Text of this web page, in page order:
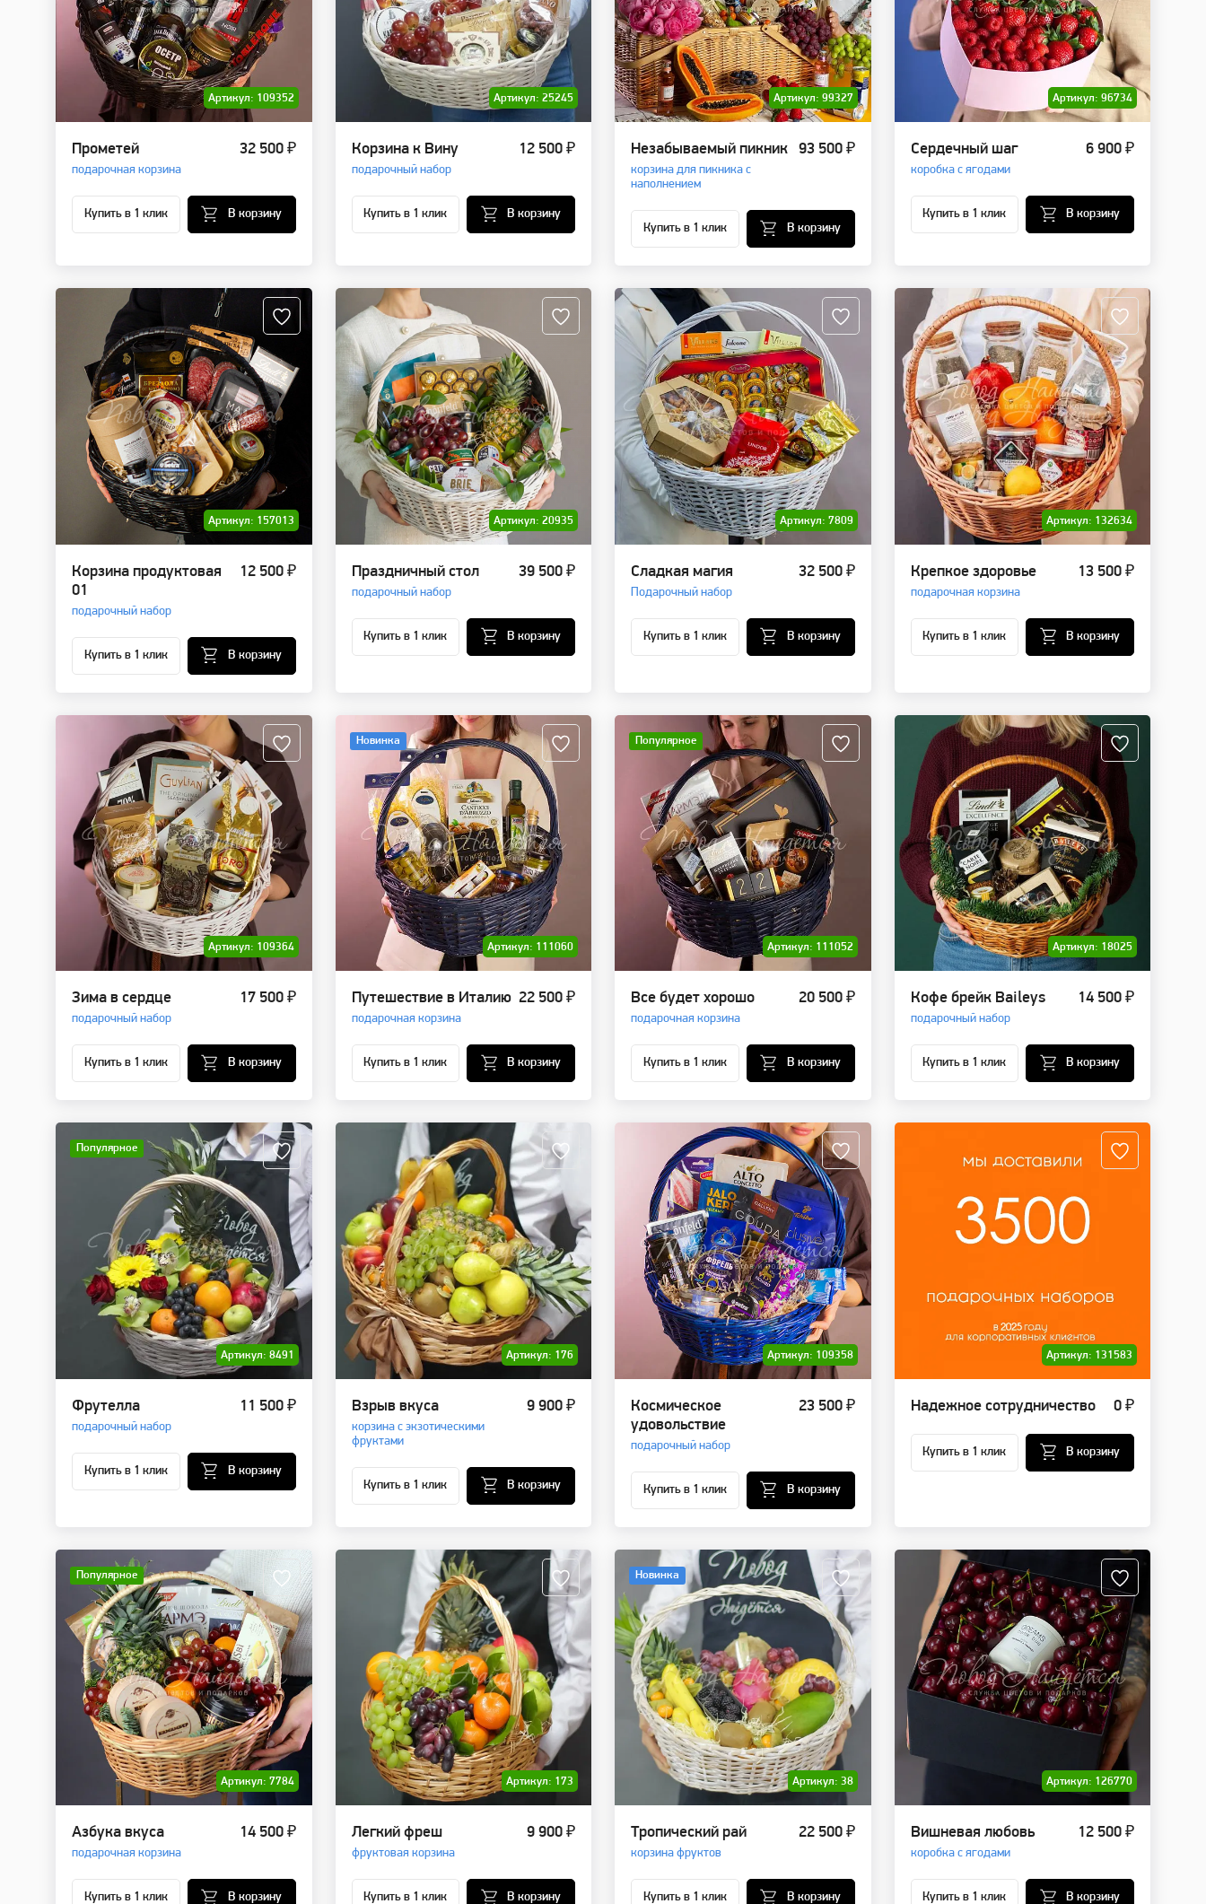
Артикул: 109352
Прометей
подарочная корзина
32 500 ₽
Купить в 1 клик В корзину
Артикул: 25245
Корзина к Вину
подарочный набор
12 500 ₽
Купить в 1 клик В корзину
Артикул: 99327
Незабываемый пикник
корзина для пикника с
наполнением
93 500 ₽
Купить в 1 клик В корзину
Артикул: 96734
Сердечный шаг
коробка с ягодами
6 900 ₽
Купить в 1 клик В корзину
Артикул: 157013
Корзина продуктовая
01
подарочный набор
12 500 ₽
Купить в 1 клик В корзину
Артикул: 20935
Праздничный стол
подарочный набор
39 500 ₽
Купить в 1 клик В корзину
Артикул: 7809
Сладкая магия
Подарочный набор
32 500 ₽
Купить в 1 клик В корзину
Артикул: 132634
Крепкое здоровье
подарочная корзина
13 500 ₽
Купить в 1 клик В корзину
Артикул: 109364
Зима в сердце
подарочный набор
17 500 ₽
Купить в 1 клик В корзину
Новинка
Артикул: 111060
Путешествие в Италию
подарочная корзина
22 500 ₽
Купить в 1 клик В корзину
Популярное
Артикул: 111052
Все будет хорошо
подарочная корзина
20 500 ₽
Купить в 1 клик В корзину
Артикул: 18025
Кофе брейк Baileys
подарочный набор
14 500 ₽
Купить в 1 клик В корзину
Популярное
Артикул: 8491
Фрутелла
подарочный набор
11 500 ₽
Купить в 1 клик В корзину
Артикул: 176
Взрыв вкуса
корзина с экзотическими
фруктами
9 900 ₽
Купить в 1 клик В корзину
Артикул: 109358
Космическое
удовольствие
подарочный набор
23 500 ₽
Купить в 1 клик В корзину
Артикул: 131583
Надежное сотрудничество 0 ₽
Купить в 1 клик В корзину
Популярное
Артикул: 7784
Азбука вкуса
подарочная корзина
14 500 ₽
Купить в 1 клик В корзину
Артикул: 173
Легкий фреш
фруктовая корзина
9 900 ₽
Купить в 1 клик В корзину
Новинка
Артикул: 38
Тропический рай
корзина фруктов
22 500 ₽
Купить в 1 клик В корзину
Артикул: 126770
Вишневая любовь
коробка с ягодами
12 500 ₽
Купить в 1 клик В корзину